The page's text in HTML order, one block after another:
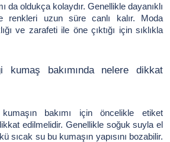
da oldukça kolaydır. Genellikle dayanıklı
renkleri uzun süre canlı kalır. Moda
ve zarafeti ile öne çıktığı için sıklıkla
kumaş bakımında nelere dikkat
bakımı için öncelikle etiket
edilmelidir. Genellikle soğuk suyla el
sıcak su bu kumaşın yapısını bozabilir.